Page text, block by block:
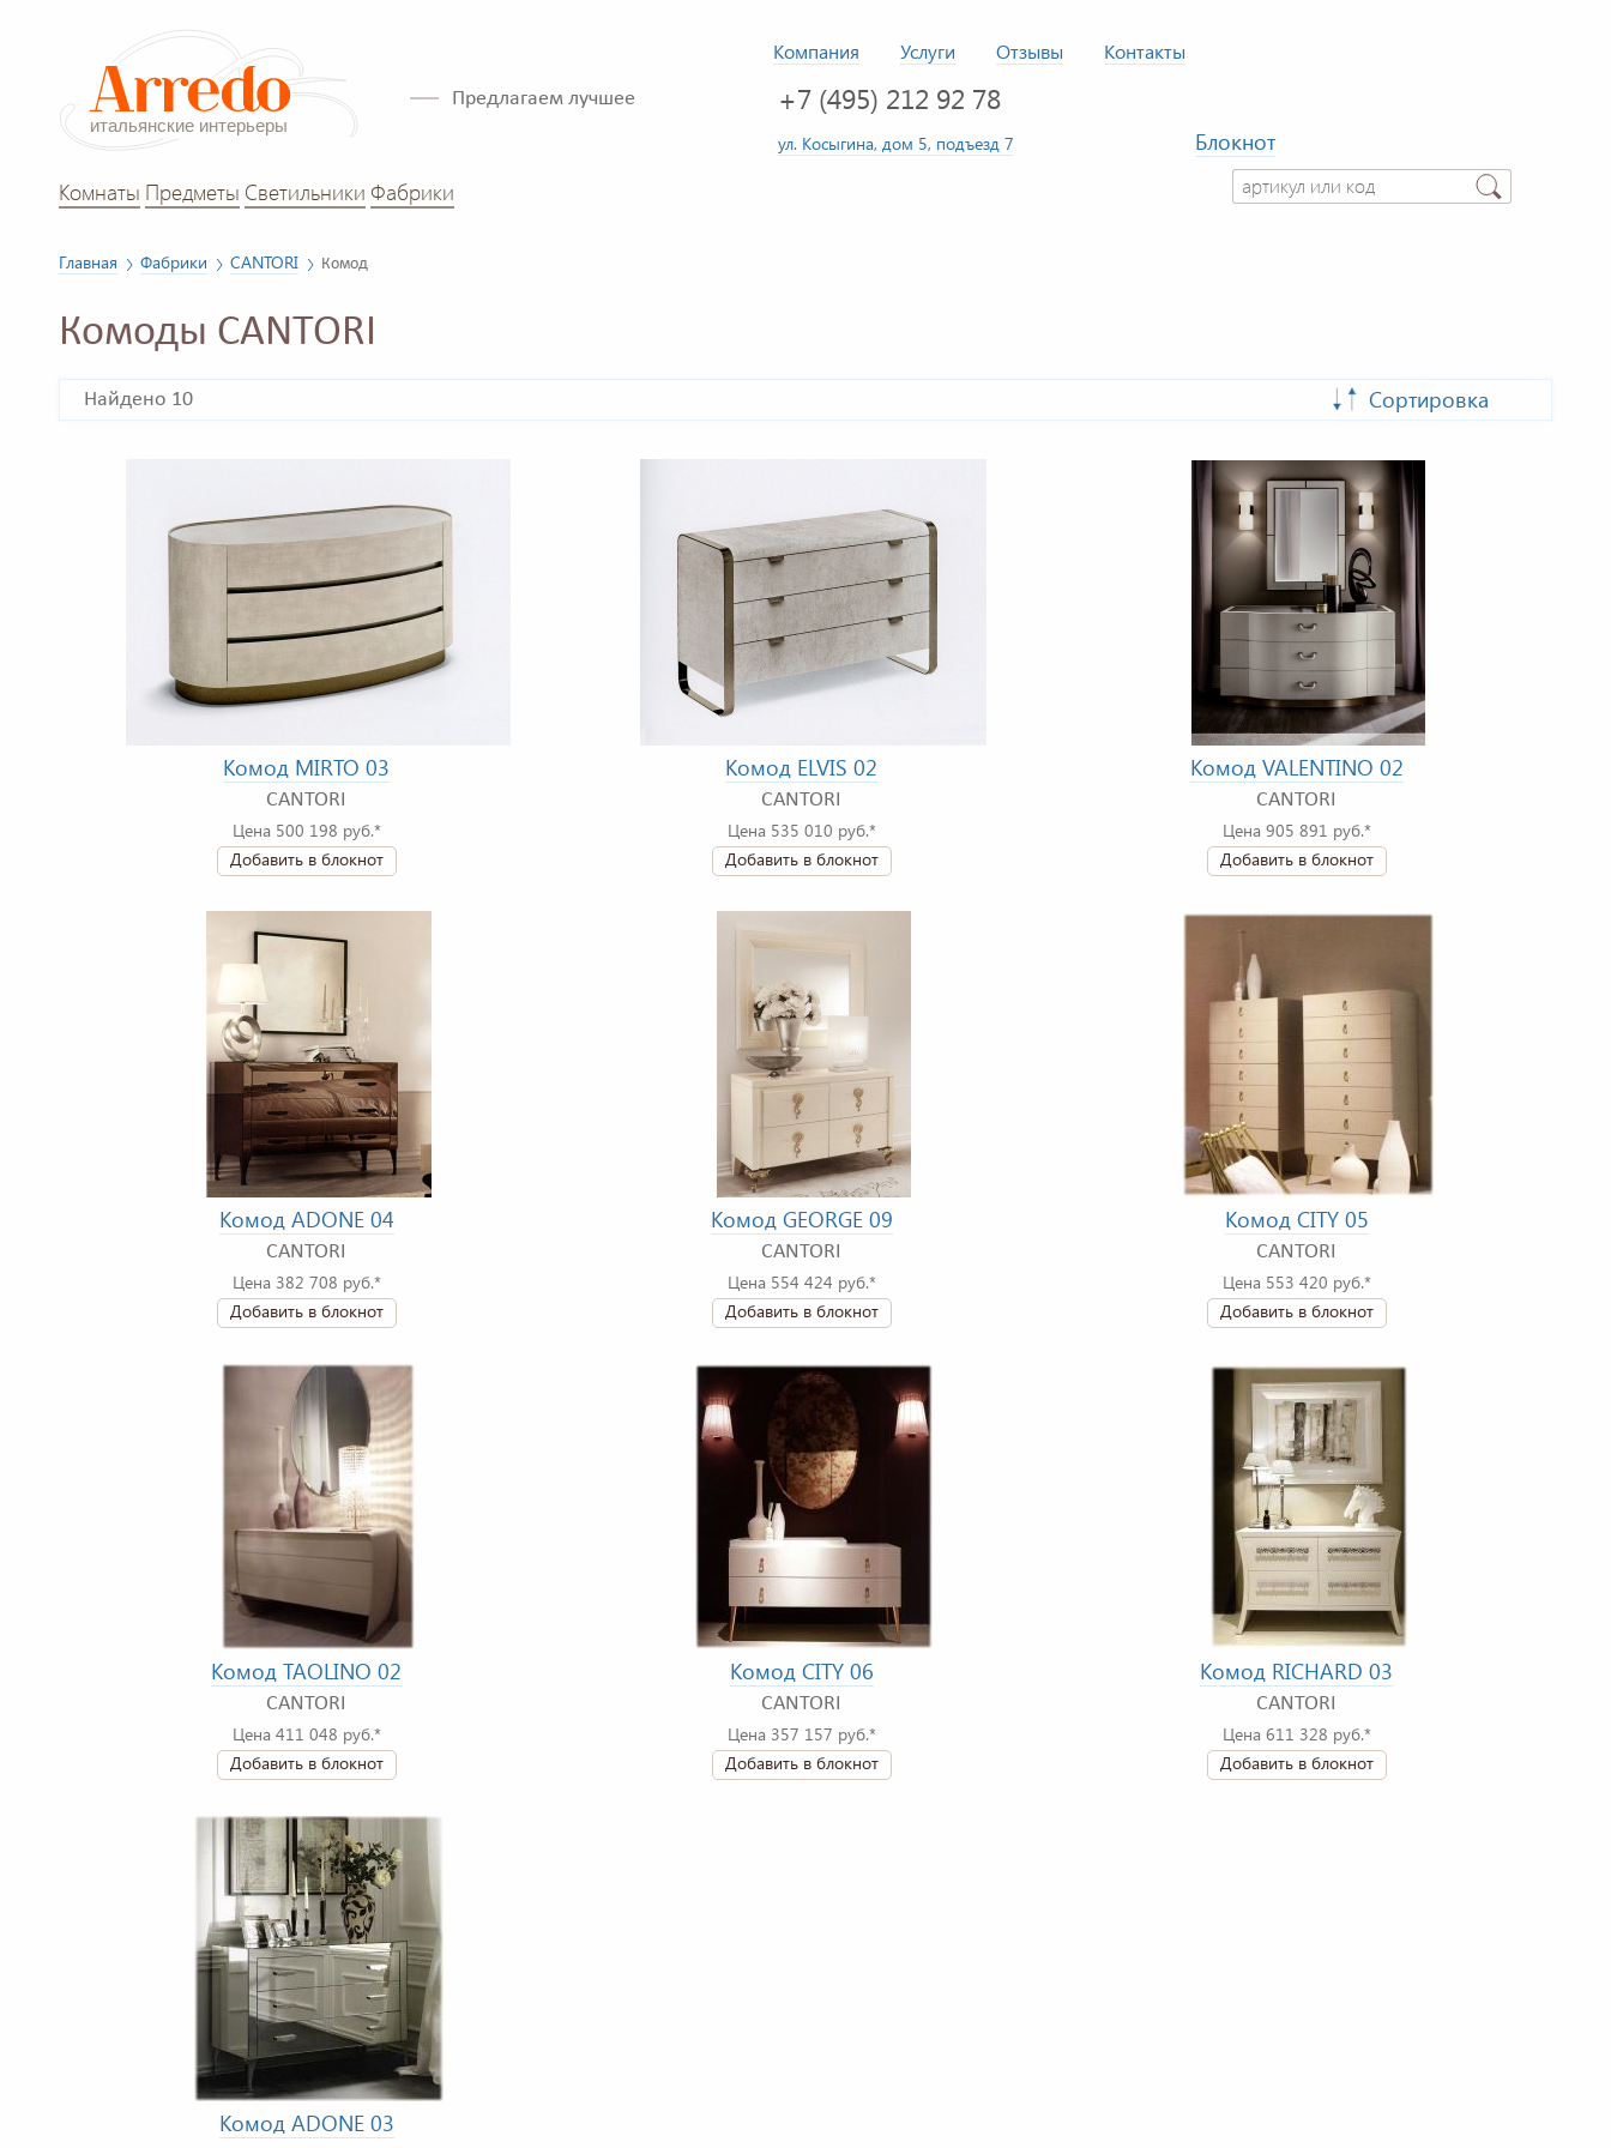
Компания Услуги Отзывы Контакты
Предлагаем лучшее +7 (495) 212 92 78
ул. Косыгина, дом 5, подъезд 7
Блокнот
Комнаты Предметы Светильники Фабрики
Главная Фабрики CANTORI Комод
Комоды CANTORI
Найдено 10 Сортировка
Комод MIRTO 03
CANTORI
Цена 500 198 руб.*
Добавить в блокнот
Комод ELVIS 02
CANTORI
Цена 535 010 руб.*
Добавить в блокнот
Комод VALENTINO 02
CANTORI
Цена 905 891 руб.*
Добавить в блокнот
Комод ADONE 04
CANTORI
Цена 382 708 руб.*
Добавить в блокнот
Комод GEORGE 09
CANTORI
Цена 554 424 руб.*
Добавить в блокнот
Комод CITY 05
CANTORI
Цена 553 420 руб.*
Добавить в блокнот
Комод TAOLINO 02
CANTORI
Цена 411 048 руб.*
Добавить в блокнот
Комод CITY 06
CANTORI
Цена 357 157 руб.*
Добавить в блокнот
Комод RICHARD 03
CANTORI
Цена 611 328 руб.*
Добавить в блокнот
Комод ADONE 03